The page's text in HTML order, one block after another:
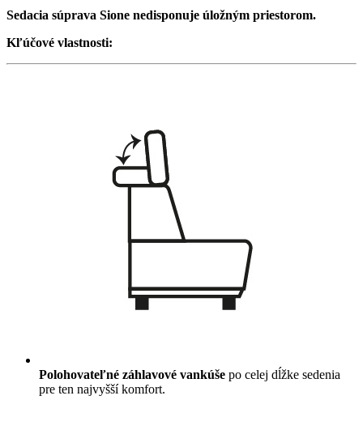
Sedacia súprava Sione nedisponuje úložným priestorom.
Kľúčové vlastnosti:
Polohovateľné záhlavové vankúše po celej dĺžke sedenia
pre ten najvyšší komfort.